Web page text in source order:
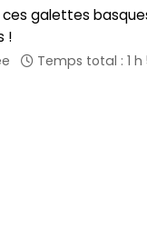
galettes
!
Temps total : 1